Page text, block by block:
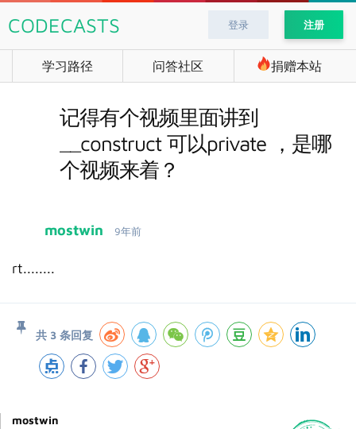
CODECASTS 登录 注册
学习路径 问答社区 捐赠本站
记得有个视频里面讲到
__construct 可以private ，是哪
个视频来着？
mostwin 9年前
rt........
共 3 条回复
mostwin